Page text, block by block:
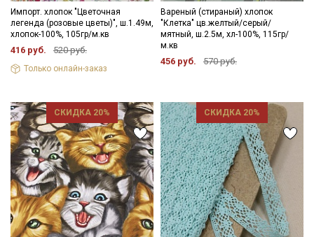
Импорт. хлопок "Цветочная
легенда (розовые цветы)", ш.1.49м,
хлопок-100%, 105гр/м.кв
416 руб. 520 руб.
Только онлайн-заказ
Вареный (стираный) хлопок
"Клетка" цв.желтый/серый/
мятный, ш.2.5м, хл-100%, 115гр/
м.кв
456 руб. 570 руб.
СКИДКА 20% СКИДКА 20%